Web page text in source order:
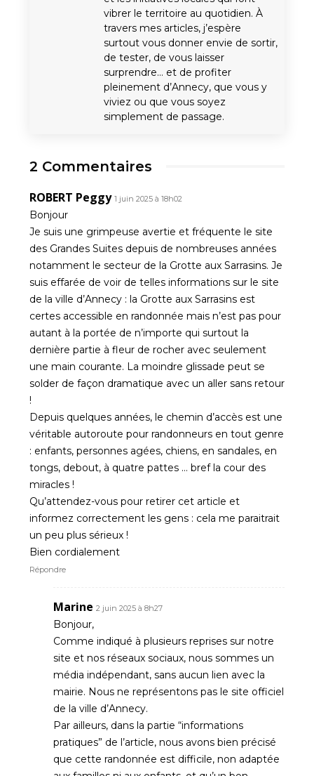
vibrer le territoire au quotidien. À
travers mes articles, j’espère
surtout vous donner envie de sortir,
de tester, de vous laisser
surprendre… et de profiter
pleinement d’Annecy, que vous y
viviez ou que vous soyez
simplement de passage.
2 Commentaires
ROBERT Peggy 1 juin 2025 à 18h02
Bonjour
Je suis une grimpeuse avertie et fréquente le site
des Grandes Suites depuis de nombreuses années
notamment le secteur de la Grotte aux Sarrasins. Je
suis effarée de voir de telles informations sur le site
de la ville d’Annecy : la Grotte aux Sarrasins est
certes accessible en randonnée mais n’est pas pour
autant à la portée de n’importe qui surtout la
dernière partie à fleur de rocher avec seulement
une main courante. La moindre glissade peut se
solder de façon dramatique avec un aller sans retour
!
Depuis quelques années, le chemin d’accès est une
véritable autoroute pour randonneurs en tout genre
: enfants, personnes agées, chiens, en sandales, en
tongs, debout, à quatre pattes … bref la cour des
miracles !
Qu’attendez-vous pour retirer cet article et
informez correctement les gens : cela me paraitrait
un peu plus sérieux !
Bien cordialement
Répondre
Marine 2 juin 2025 à 8h27
Bonjour,
Comme indiqué à plusieurs reprises sur notre
site et nos réseaux sociaux, nous sommes un
média indépendant, sans aucun lien avec la
mairie. Nous ne représentons pas le site officiel
de la ville d’Annecy.
Par ailleurs, dans la partie “informations
pratiques” de l’article, nous avons bien précisé
que cette randonnée est difficile, non adaptée